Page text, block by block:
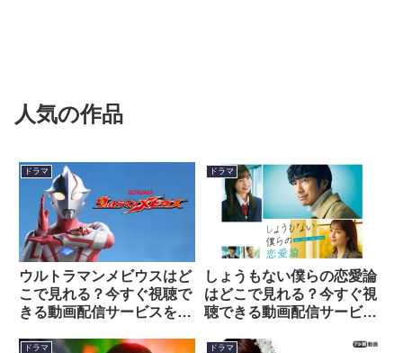
人気の作品
ドラマ
ウルトラマンメビウスはど
こで見れる？今すぐ視聴で
きる動画配信サービスを紹
ドラマ
しょうもない僕らの恋愛論
はどこで見れる？今すぐ視
聴できる動画配信サービス
ドラマ ドラマ